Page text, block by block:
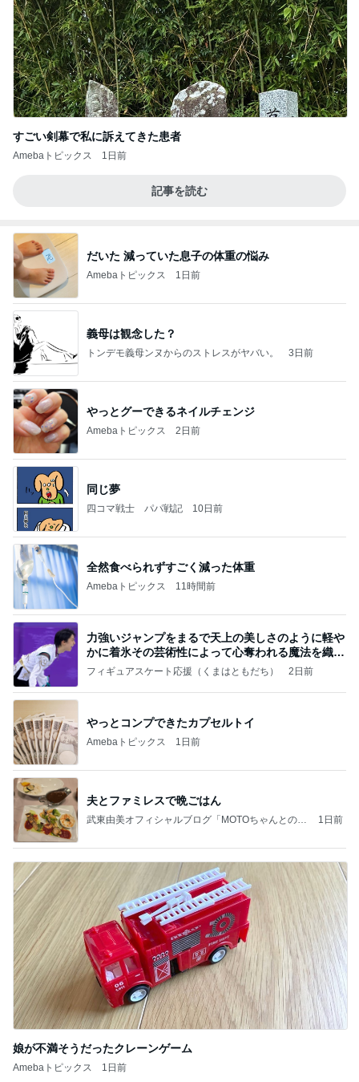
すごい剣幕で私に訴えてきた患者
Amebaトピックス 1日前
記事を読む
だいた 減っていた息子の体重の悩み
Amebaトピックス 1日前
義母は観念した？
トンデモ義母ンヌからのストレスがヤバい。 3日前
やっとグーできるネイルチェンジ
Amebaトピックス 2日前
同じ夢
四コマ戦士 パパ戦記 10日前
全然食べられずすごく減った体重
Amebaトピックス 11時間前
力強いジャンプをまるで天上の美しさのように軽や
かに着氷その芸術性によって心奪われる魔法を織り
なす
フィギュアスケート応援（くまはともだち） 2日前
やっとコンプできたカプセルトイ
Amebaトピックス 1日前
夫とファミレスで晩ごはん
武東由美オフィシャルブログ「MOTOちゃんとのは
1日前
娘が不満そうだったクレーンゲーム
Amebaトピックス 1日前